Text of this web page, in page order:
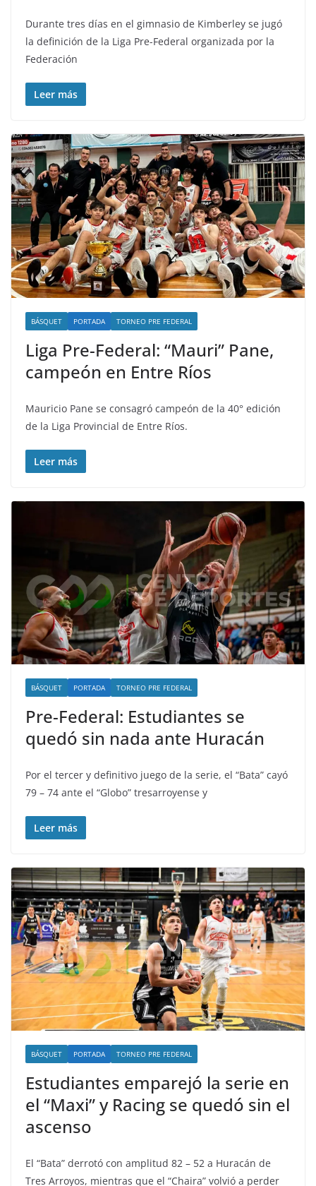
Durante tres días en el gimnasio de Kimberley se jugó
la definición de la Liga Pre-Federal organizada por la
Federación
Leer más
BÁSQUET PORTADA TORNEO PRE FEDERAL
Liga Pre-Federal: “Mauri” Pane,
campeón en Entre Ríos
Mauricio Pane se consagró campeón de la 40° edición
de la Liga Provincial de Entre Ríos.
Leer más
BÁSQUET PORTADA TORNEO PRE FEDERAL
Pre-Federal: Estudiantes se
quedó sin nada ante Huracán
Por el tercer y definitivo juego de la serie, el “Bata” cayó
79 – 74 ante el “Globo” tresarroyense y
Leer más
BÁSQUET PORTADA TORNEO PRE FEDERAL
Estudiantes emparejó la serie en
el “Maxi” y Racing se quedó sin el
ascenso
El “Bata” derrotó con amplitud 82 – 52 a Huracán de
Tres Arroyos, mientras que el “Chaira” volvió a perder